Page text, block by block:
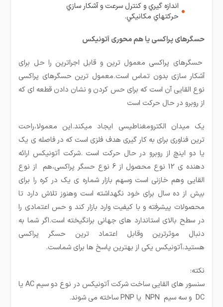
اندازه گيري و كنترل سرعت و آشكار سازي
حركتهاي مكانيكي.
حسگرهای پراکسی یا هم محوری آتونیکس
حسگرهای پراکسی معمول ترین و قابل اجراترین را حل برای
آشکار سازی بدون تماس است.معمول ترین حسگرهای پراکسی
نوع القایی آن است که برای حس کردن و نشان دادن قطعه ای که
از روبرو در حال حرکت است
یک میدان الکترومغناطیسی ایجاد میکند.این معمولا،راحت
ترین فناوری برای به کار گیری هدف فلزی است که در فاصله ی یک
یا دو اینچ از روبرو در حال حرکت است .شرکت آتونیکس ارائه
دهنده ی 12 نوع محصول از 6 نوع حسگر پراکسی،هم از نوع
القایی وهم خازنی است وسهم بازار شماره ی یک در کره را برای
بیش از ده سال برای خود نگهداشته است وهنوز تلاش دارد تا
محصولات پیشرفته و با کیفیت وارد بازار کند و حس اعتمادی را
در سطح بالای استاندارد های جهانی برانگیخته است.اگر شما به
دنبال موثرترین وقابل اعتماد ترین حسگر پراکسی
هستید،آتونیکس یکی از بهترین پاسخ ها برای شماست.
نکته:
سنسور های القایی ساخت شركت آتونیكس در نوع دو سیم AC یا
DC و سه سیم NPN یا PNP ساخته می شوند.